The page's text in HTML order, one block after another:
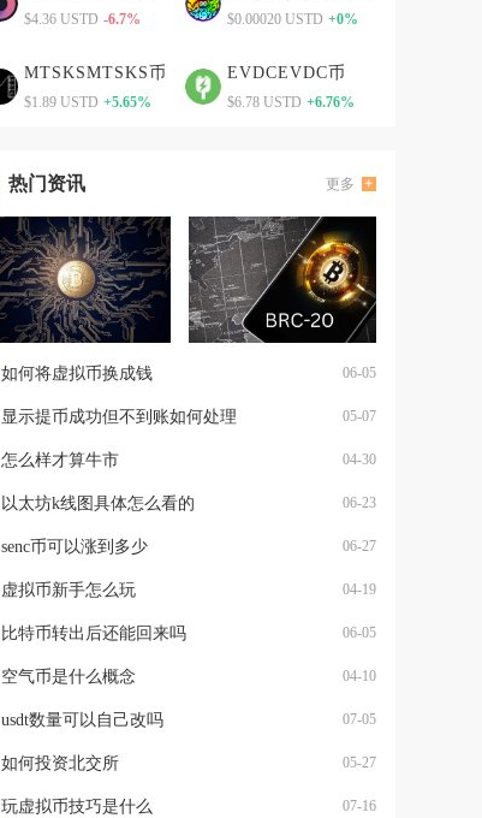
$4.36 USTD -6.7% $0.00020 USTD +0%
MTSKSMTSKS币
$1.89 USTD +5.65%
EVDCEVDC币
$6.78 USTD +6.76%
热门资讯 更多
如何将虚拟币换成钱 06-05
显示提币成功但不到账如何处理 05-07
怎么样才算牛市 04-30
以太坊k线图具体怎么看的 06-23
senc币可以涨到多少 06-27
虚拟币新手怎么玩 04-19
比特币转出后还能回来吗 06-05
空气币是什么概念 04-10
usdt数量可以自己改吗 07-05
如何投资北交所 05-27
玩虚拟币技巧是什么 07-16